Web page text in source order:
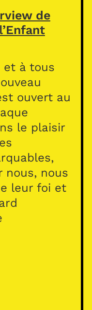
de
et à tous
ouvert au
le plaisir
nous, nous
leur foi et